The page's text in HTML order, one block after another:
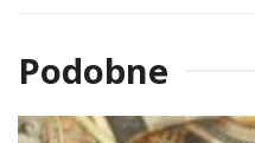
Podobne